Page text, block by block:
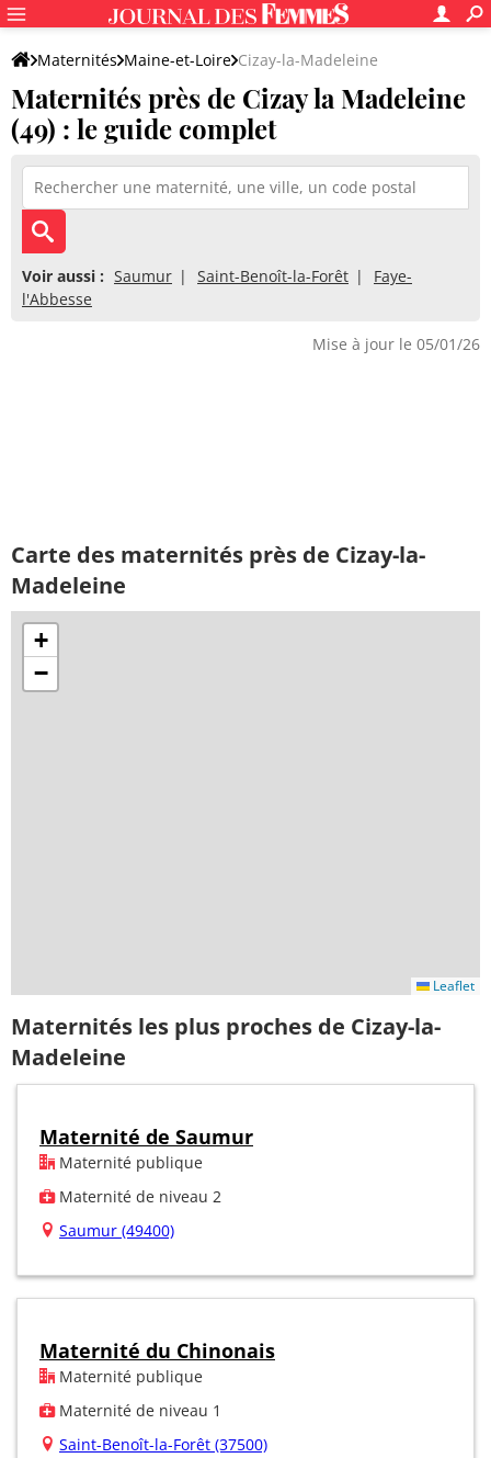
Maternités Maine-et-Loire Cizay-la-Madeleine
Maternités près de Cizay la Madeleine
(49) : le guide complet
Voir aussi : Saumur Saint-Benoît-la-Forêt
Faye-
l'Abbesse
Mise à jour le 05/01/26
Carte des maternités près de Cizay-la-
Madeleine
+
−
Leaflet
Maternités les plus proches de Cizay-la-
Madeleine
Maternité de Saumur
Maternité publique
Maternité de niveau 2
Saumur (49400)
Maternité du Chinonais
Maternité publique
Maternité de niveau 1
Saint-Benoît-la-Forêt (37500)